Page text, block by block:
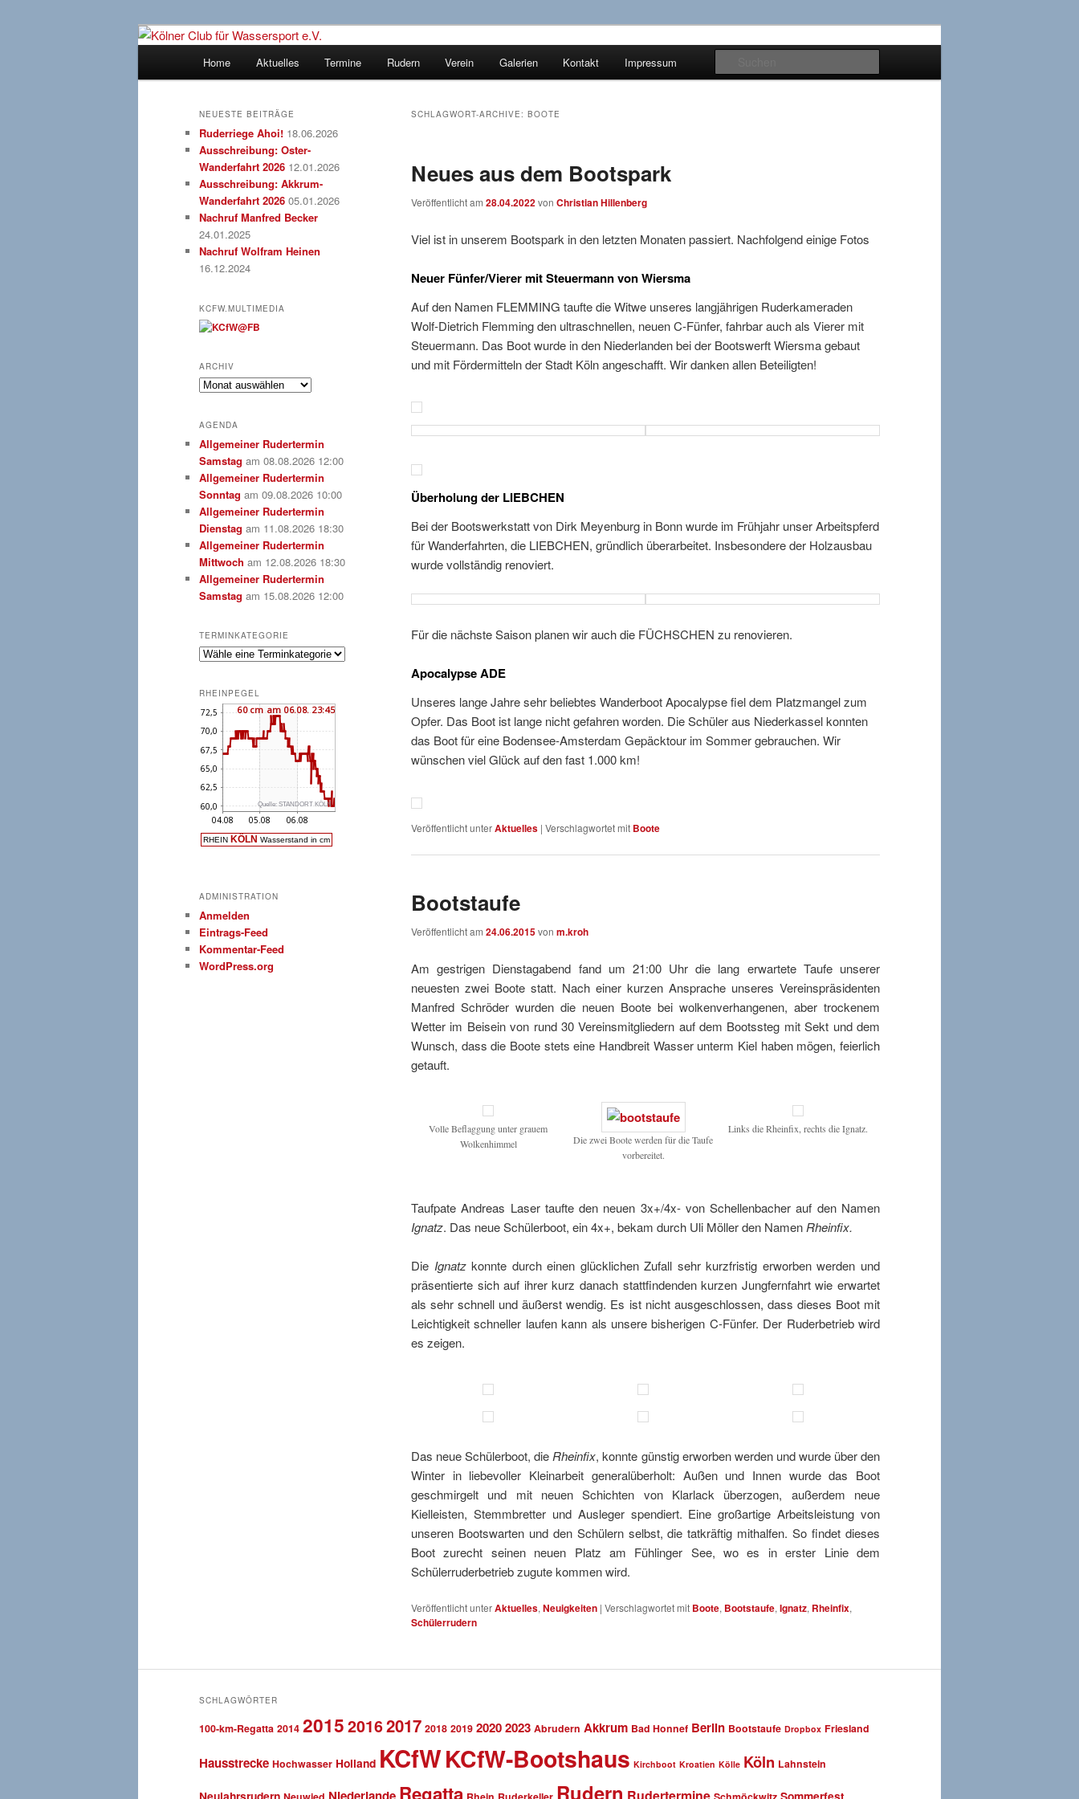
Kölner Club für Wassersport e.V.
gegründet 1907
Home Aktuelles Termine Rudern Verein Galerien Kontakt Impressum
SCHLAGWORT-ARCHIVE: BOOTE
Neues aus dem Bootspark
Veröffentlicht am 28.04.2022von Christian Hillenberg
Viel ist in unserem Bootspark in den letzten Monaten passiert. Nachfolgend einige Fotos
Neuer Fünfer/Vierer mit Steuermann von Wiersma
Auf den Namen FLEMMING taufte die Witwe unseres langjährigen Ruderkameraden
Wolf-Dietrich Flemming den ultraschnellen, neuen C-Fünfer, fahrbar auch als Vierer mit
Steuermann. Das Boot wurde in den Niederlanden bei der Bootswerft Wiersma gebaut
und mit Fördermitteln der Stadt Köln angeschafft. Wir danken allen Beteiligten!
Überholung der LIEBCHEN
Bei der Bootswerkstatt von Dirk Meyenburg in Bonn wurde im Frühjahr unser Arbeitspferd
für Wanderfahrten, die LIEBCHEN, gründlich überarbeitet. Insbesondere der Holzausbau
wurde vollständig renoviert.
Für die nächste Saison planen wir auch die FÜCHSCHEN zu renovieren.
Apocalypse ADE
Unseres lange Jahre sehr beliebtes Wanderboot Apocalypse fiel dem Platzmangel zum
Opfer. Das Boot ist lange nicht gefahren worden. Die Schüler aus Niederkassel konnten
das Boot für eine Bodensee-Amsterdam Gepäcktour im Sommer gebrauchen. Wir
wünschen viel Glück auf den fast 1.000 km!
Veröffentlicht unterAktuelles | Verschlagwortet mit Boote
Bootstaufe
Veröffentlicht am 24.06.2015von m.kroh
Am gestrigen Dienstagabend fand um 21:00 Uhr die lang erwartete Taufe unserer
neuesten zwei Boote statt. Nach einer kurzen Ansprache unseres Vereinspräsidenten
Manfred Schröder wurden die neuen Boote bei wolkenverhangenen, aber trockenem
Wetter im Beisein von rund 30 Vereinsmitgliedern auf dem Bootssteg mit Sekt und dem
Wunsch, dass die Boote stets eine Handbreit Wasser unterm Kiel haben mögen, feierlich
getauft.
Volle Beflaggung unter grauem
Wolkenhimmel
Die zwei Boote werden für die Taufe
vorbereitet.
Links die Rheinfix, rechts die Ignatz.
Taufpate Andreas Laser taufte den neuen 3x+/4x- von Schellenbacher auf den Namen
Ignatz. Das neue Schülerboot, ein 4x+, bekam durch Uli Möller den Namen Rheinfix.
Die Ignatzkonnte durch einen glücklichen Zufall sehr kurzfristig erworben werden und
präsentierte sich auf ihrer kurz danach stattfindenden kurzen Jungfernfahrt wie erwartet
als sehr schnell und äußerst wendig. Es ist nicht ausgeschlossen, dass dieses Boot mit
Leichtigkeit schneller laufen kann als unsere bisherigen C-Fünfer. Der Ruderbetrieb wird
es zeigen.
Das neue Schülerboot, die Rheinfix, konnte günstig erworben werden und wurde über den
Winter in liebevoller Kleinarbeit generalüberholt: Außen und Innen wurde das Boot
geschmirgelt und mit neuen Schichten von Klarlack überzogen, außerdem neue
Kielleisten, Stemmbretter und Ausleger spendiert. Eine großartige Arbeitsleistung von
unseren Bootswarten und den Schülern selbst, die tatkräftig mithalfen. So findet dieses
Boot zurecht seinen neuen Platz am Fühlinger See, wo es in erster Linie dem
Schülerruderbetrieb zugute kommen wird.
Veröffentlicht unterAktuelles,Neuigkeiten | Verschlagwortet mit Boote, Bootstaufe,Ignatz, Rheinfix,
Schülerrudern
NEUESTE BEITRÄGE
Ruderriege Ahoi! 18.06.2026
Ausschreibung: Oster-
Wanderfahrt 2026 12.01.2026
Ausschreibung: Akkrum-
Wanderfahrt 2026 05.01.2026
Nachruf Manfred Becker
24.01.2025
Nachruf Wolfram Heinen
16.12.2024
KCFW.MULTIMEDIA
ARCHIV
Archiv
AGENDA
Allgemeiner Rudertermin
Samstag am 08.08.2026 12:00
Allgemeiner Rudertermin
Sonntag am 09.08.2026 10:00
Allgemeiner Rudertermin
Dienstag am 11.08.2026 18:30
Allgemeiner Rudertermin
Mittwoch am 12.08.2026 18:30
Allgemeiner Rudertermin
Samstag am 15.08.2026 12:00
TERMINKATEGORIE
RHEINPEGEL
ADMINISTRATION
Anmelden
Eintrags-Feed
Kommentar-Feed
WordPress.org
SCHLAGWÖRTER
100-km-Regatta 2014 201520162017 2018 2019 20202023 Abrudern Akkrum Bad Honnef Berlin Bootstaufe Dropbox Friesland
Hausstrecke Hochwasser Holland KCfWKCfW-Bootshaus Kirchboot Kroatien Kölle Köln Lahnstein
Neujahrsrudern Niederlande Regatta Rudern Rudertermine Sommerfest